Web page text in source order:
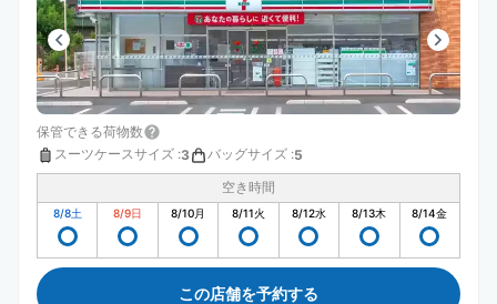
保管できる荷物数
スーツケースサイズ :3 バッグサイズ :5
空き時間
8/8土 8/9日 8/10月 8/11火 8/12水 8/13木 8/14金
この店舗を予約する